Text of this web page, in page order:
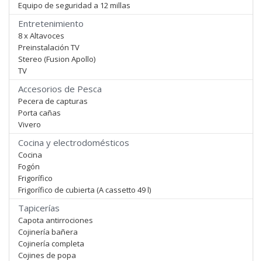
Equipo de seguridad a 12 millas
Entretenimiento
8 x Altavoces
Preinstalación TV
Stereo (Fusion Apollo)
TV
Accesorios de Pesca
Pecera de capturas
Porta cañas
Vivero
Cocina y electrodomésticos
Cocina
Fogón
Frigorífico
Frigorífico de cubierta (A cassetto 49 l)
Tapicerías
Capota antirrociones
Cojinería bañera
Cojinería completa
Cojines de popa